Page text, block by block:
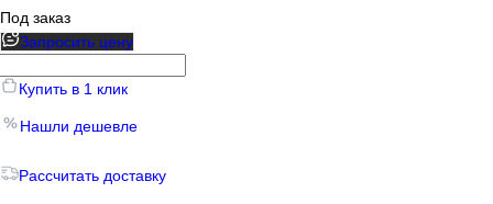
Под заказ
Запросить цену
Купить в 1 клик
Нашли дешевле
Рассчитать доставку